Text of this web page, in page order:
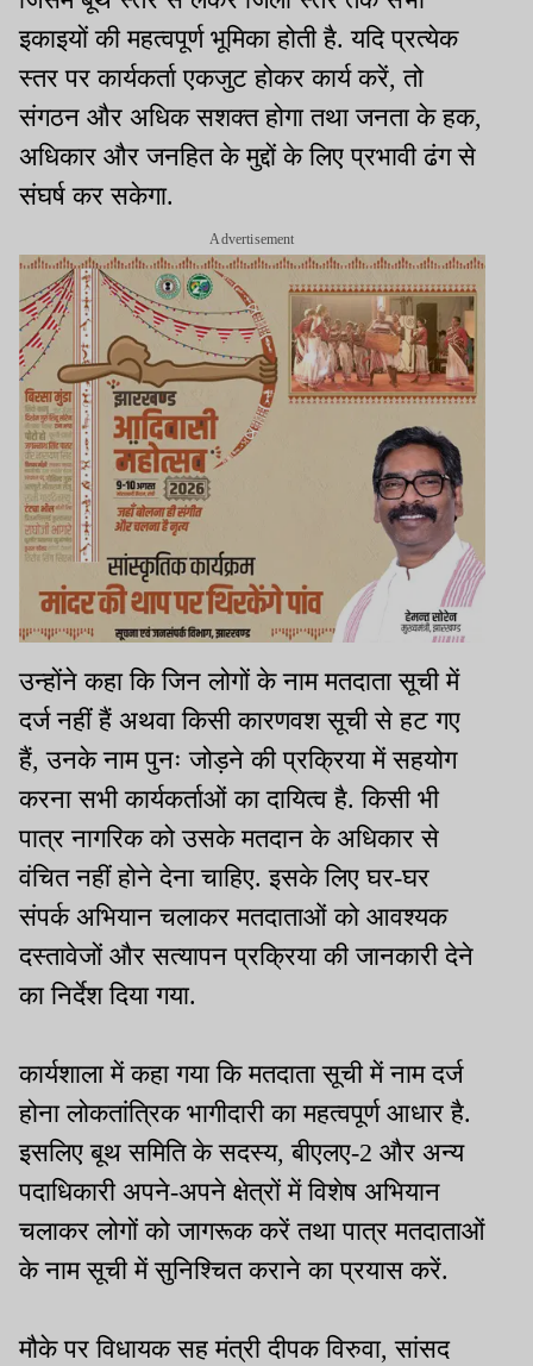
इकाइयों की महत्वपूर्ण भूमिका होती है. यदि प्रत्येक
स्तर पर कार्यकर्ता एकजुट होकर कार्य करें, तो
संगठन और अधिक सशक्त होगा तथा जनता के हक,
अधिकार और जनहित के मुद्दों के लिए प्रभावी ढंग से
संघर्ष कर सकेगा.
Advertisement
उन्होंने कहा कि जिन लोगों के नाम मतदाता सूची में
दर्ज नहीं हैं अथवा किसी कारणवश सूची से हट गए
हैं, उनके नाम पुनः जोड़ने की प्रक्रिया में सहयोग
करना सभी कार्यकर्ताओं का दायित्व है. किसी भी
पात्र नागरिक को उसके मतदान के अधिकार से
वंचित नहीं होने देना चाहिए. इसके लिए घर-घर
संपर्क अभियान चलाकर मतदाताओं को आवश्यक
दस्तावेजों और सत्यापन प्रक्रिया की जानकारी देने
का निर्देश दिया गया.
कार्यशाला में कहा गया कि मतदाता सूची में नाम दर्ज
होना लोकतांत्रिक भागीदारी का महत्वपूर्ण आधार है.
इसलिए बूथ समिति के सदस्य, बीएलए-2 और अन्य
पदाधिकारी अपने-अपने क्षेत्रों में विशेष अभियान
चलाकर लोगों को जागरूक करें तथा पात्र मतदाताओं
के नाम सूची में सुनिश्चित कराने का प्रयास करें.
मौके पर विधायक सह मंत्री दीपक विरुवा, सांसद